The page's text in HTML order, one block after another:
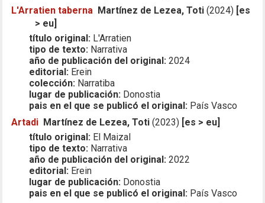
L'Arratien taberna Martínez de Lezea, Toti (2024) [es
> eu]
título original: L'Arratien
tipo de texto: Narrativa
año de publicación del original: 2024
editorial: Erein
colección: Narratiba
lugar de publicación: Donostia
pais en el que se publicó el original: País Vasco
Artadi Martínez de Lezea, Toti (2023) [es > eu]
título original: El Maizal
tipo de texto: Narrativa
año de publicación del original: 2022
editorial: Erein
lugar de publicación: Donostia
pais en el que se publicó el original: País Vasco